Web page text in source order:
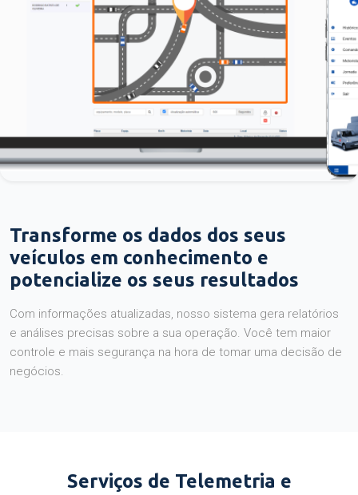
Transforme os dados dos seus
veículos em conhecimento e
potencialize os seus resultados
Com informações atualizadas, nosso sistema gera relatórios
e análises precisas sobre a sua operação. Você tem maior
controle e mais segurança na hora de tomar uma decisão de
negócios.
Serviços de Telemetria e